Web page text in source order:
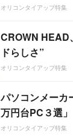
オリコンタイアップ特集
CROWN HEAD
ドらしさ”
オリコンタイアップ特集
パソコンメーカ
万円台PC３選」
オリコンタイアップ特集